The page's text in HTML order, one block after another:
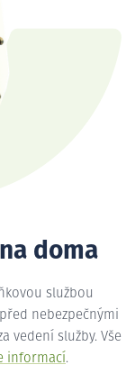
doma
službou
nebezpečnými
vedení služby. Vše
informací.